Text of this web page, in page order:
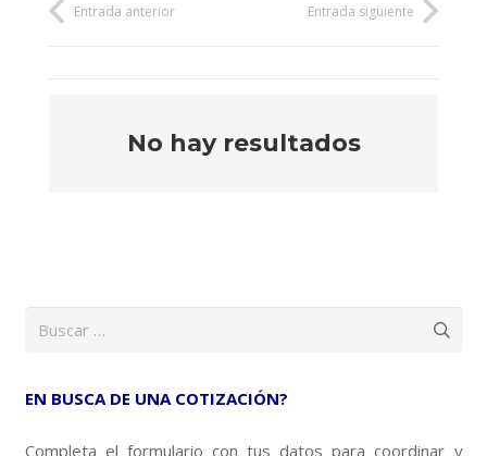
Entrada anterior Entrada siguiente
No hay resultados
EN BUSCA DE UNA COTIZACIÓN?
Completa el formulario con tus datos para coordinar y